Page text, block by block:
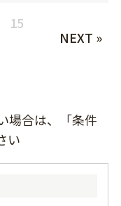
15
NEXT »
場合は、「条件
い